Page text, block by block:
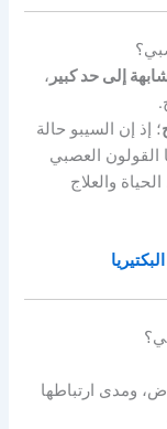
إلى حد كبير ،
؛ إذ إن السيبو حالة
القولون العصبي
والعلاج
ومدى ارتباطها